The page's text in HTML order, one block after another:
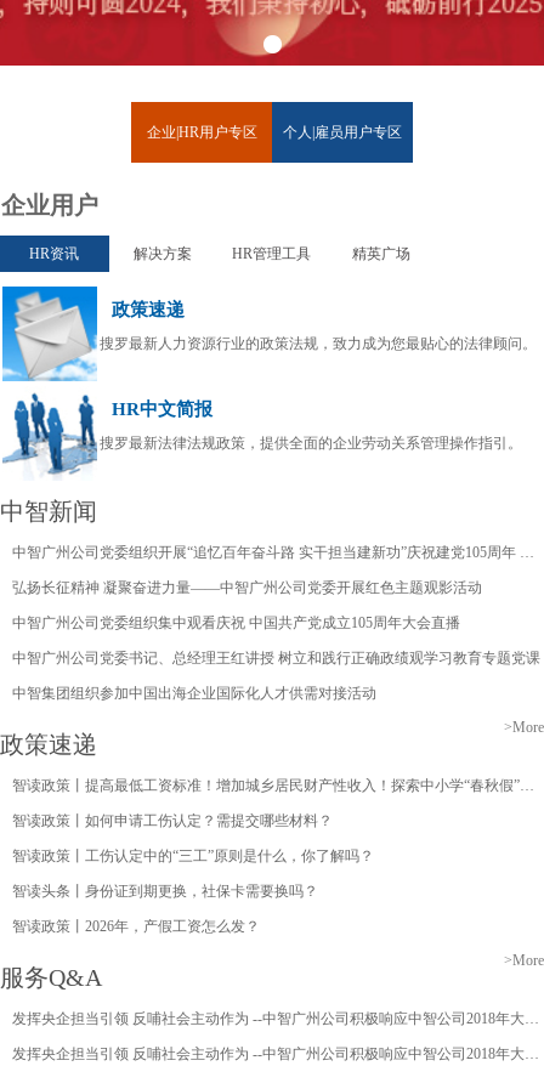
企业|HR用户专区 个人|雇员用户专区
企业用户
HR资讯 解决方案 HR管理工具 精英广场
政策速递
搜罗最新人力资源行业的政策法规，致力成为您最贴心的法律顾问。
HR中文简报
搜罗最新法律法规政策，提供全面的企业劳动关系管理操作指引。
中智新闻
中智广州公司党委组织开展“追忆百年奋斗路 实干担当建新功”庆祝建党105周年 主题党日活动
弘扬长征精神 凝聚奋进力量——中智广州公司党委开展红色主题观影活动
中智广州公司党委组织集中观看庆祝 中国共产党成立105周年大会直播
中智广州公司党委书记、总经理王红讲授 树立和践行正确政绩观学习教育专题党课
中智集团组织参加中国出海企业国际化人才供需对接活动
>More
政策速递
智读政策丨提高最低工资标准！增加城乡居民财产性收入！探索中小学“春秋假”与家长带薪年休假衔接…国家发改委最新发布
智读政策丨如何申请工伤认定？需提交哪些材料？
智读政策丨工伤认定中的“三工”原则是什么，你了解吗？
智读头条丨身份证到期更换，社保卡需要换吗？
智读政策丨2026年，产假工资怎么发？
>More
服务Q&A
发挥央企担当引领 反哺社会主动作为 --中智广州公司积极响应中智公司2018年大型慈善捐赠活动
发挥央企担当引领 反哺社会主动作为 --中智广州公司积极响应中智公司2018年大型慈善捐赠活动